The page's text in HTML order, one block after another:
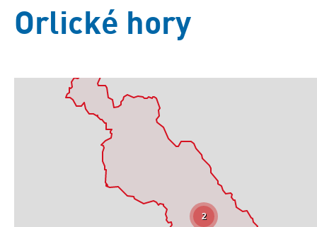
Orlické hory
2